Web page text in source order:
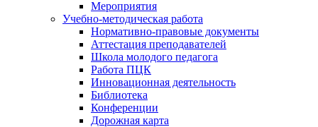
Мероприятия
Учебно-методическая работа
Нормативно-правовые документы
Аттестация преподавателей
Школа молодого педагога
Работа ПЦК
Инновационная деятельность
Библиотека
Конференции
Дорожная карта